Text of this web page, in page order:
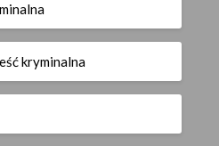
kryminalna